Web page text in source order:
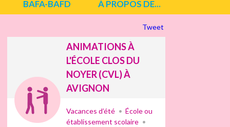
BAFA-BAFD
À PROPOS DE...
Tweet
ANIMATIONS À
L'ÉCOLE CLOS DU
NOYER (CVL) À
AVIGNON
Vacances d’été
École ou
établissement scolaire